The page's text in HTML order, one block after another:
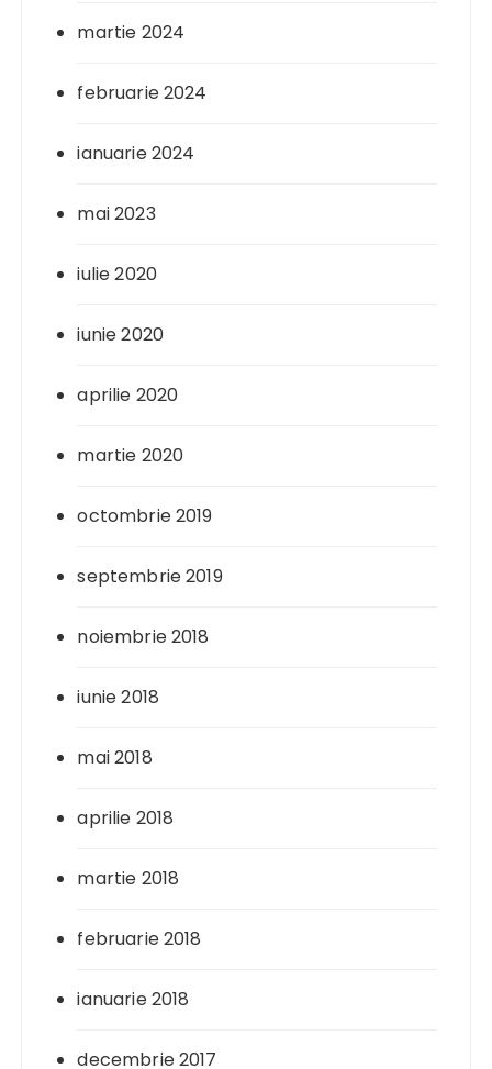
martie 2024
februarie 2024
ianuarie 2024
mai 2023
iulie 2020
iunie 2020
aprilie 2020
martie 2020
octombrie 2019
septembrie 2019
noiembrie 2018
iunie 2018
mai 2018
aprilie 2018
martie 2018
februarie 2018
ianuarie 2018
decembrie 2017